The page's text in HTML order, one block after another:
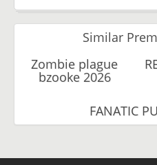
Similar
Zombie plague
bzooke 2026
FANATIC